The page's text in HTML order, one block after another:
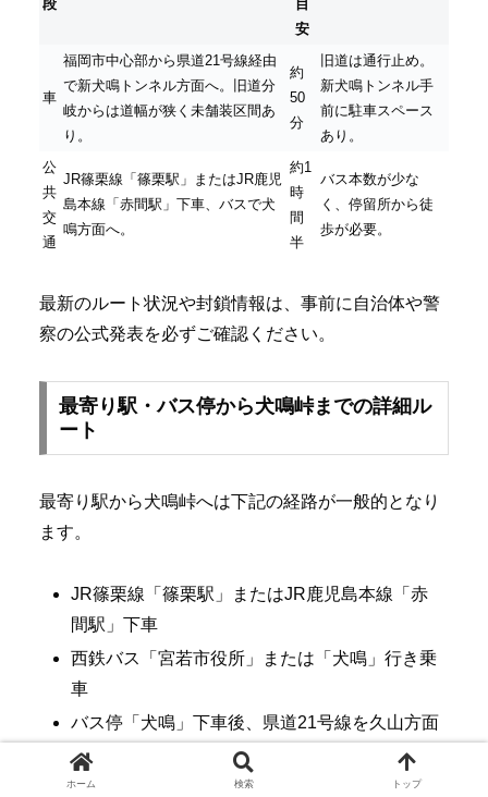
段
目
安
車
福岡市中心部から県道21号線経由
で新犬鳴トンネル方面へ。旧道分
岐からは道幅が狭く未舗装区間あ
り。
約
50
分
旧道は通行止め。
新犬鳴トンネル手
前に駐車スペース
あり。
公
共
交
通
JR篠栗線「篠栗駅」またはJR鹿児
島本線「赤間駅」下車、バスで犬
鳴方面へ。
約1
時
間
半
バス本数が少な
く、停留所から徒
歩が必要。
最新のルート状況や封鎖情報は、事前に自治体や警
察の公式発表を必ずご確認ください。
最寄り駅・バス停から犬鳴峠までの詳細ル
ート
最寄り駅から犬鳴峠へは下記の経路が一般的となり
ます。
JR篠栗線「篠栗駅」またはJR鹿児島本線「赤
間駅」下車
西鉄バス「宮若市役所」または「犬鳴」行き乗
車
バス停「犬鳴」下車後、県道21号線を久山方面
へ徒歩約40分
ホーム 検索 トップ